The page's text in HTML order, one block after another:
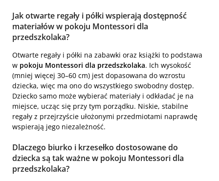
Jak otwarte regały i półki wspierają dostępność
materiałów w pokoju Montessori dla
przedszkolaka?
Otwarte regały i półki na zabawki oraz książki to podstawa
w pokoju Montessori dla przedszkolaka. Ich wysokość
(mniej więcej 30–60 cm) jest dopasowana do wzrostu
dziecka, więc ma ono do wszystkiego swobodny dostęp.
Dziecko samo może wybierać materiały i odkładać je na
miejsce, ucząc się przy tym porządku. Niskie, stabilne
regały z przejrzyście ułożonymi przedmiotami naprawdę
wspierają jego niezależność.
Dlaczego biurko i krzesełko dostosowane do
dziecka są tak ważne w pokoju Montessori dla
przedszkolaka?